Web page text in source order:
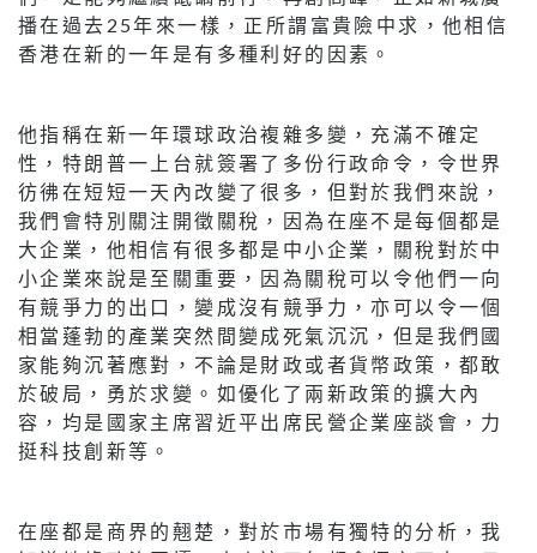
播在過去25年來一樣，正所謂富貴險中求，他相信
香港在新的一年是有多種利好的因素。
他指稱在新一年環球政治複雜多變，充滿不確定
性，特朗普一上台就簽署了多份行政命令，令世界
彷彿在短短一天內改變了很多，但對於我們來說，
我們會特別關注開徵關稅，因為在座不是每個都是
大企業，他相信有很多都是中小企業，關稅對於中
小企業來說是至關重要，因為關稅可以令他們一向
有競爭力的出口，變成沒有競爭力，亦可以令一個
相當蓬勃的產業突然間變成死氣沉沉，但是我們國
家能夠沉著應對，不論是財政或者貨幣政策，都敢
於破局，勇於求變。如優化了兩新政策的擴大內
容，均是國家主席習近平出席民營企業座談會，力
挺科技創新等。
在座都是商界的翹楚，對於市場有獨特的分析，我